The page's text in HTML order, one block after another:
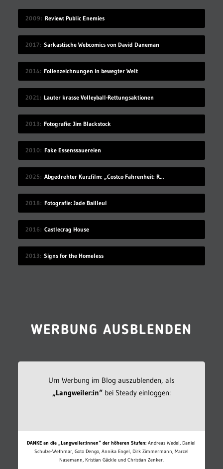
2009 Review: Public Enemies
2017 Sarkastische Webcomics von David Daneman
2014 Folienzeichnungen in bewegter Welt
2021 Lauter krasse Volleyball-Rettungsaktionen
2013 Fotografie: Jim Blackstock
2010 Fake Essenssauereien
2025 Abgedrehter Kurzfilm: „Costco Fahrenheit: Reborn: Meow meow’s Revenge“
2018 Fotografie: Jade Bailleul
2016 Castlecrag House
2013 Signs for the Homeless
WERBUNG AUSBLENDEN
Um Werbung im Blog auszublenden, als
„Langweiler:in“bei Steady einloggen:
DANKE an die „Langweiler:innen“ der höheren Stufen: Andreas Wedel, Daniel
Schulze-Wethmar, Goto Dengo, Annika Engel, Dirk Zimmermann, Marcel
Nasemann, Kristian Gäckle und Christian Zenker.